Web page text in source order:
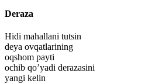
Deraza
Hidi mahallani tutsin
deya ovqatlarining
oqshom payti
ochib qo’yadi derazasini
yangi kelin